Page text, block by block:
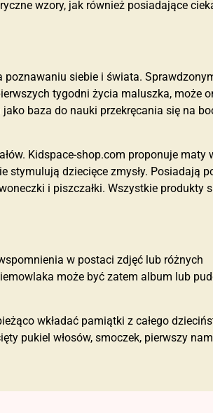
wzory, jak również posiadające
poznawaniu siebie i świata.
tygodni życia maluszka, może
baza do nauki przekręcania się na
Kidspace-shop.com proponuje maty
stymulują dziecięce zmysły. Posiadają
i piszczałki. Wszystkie produkty
w postaci zdjęć lub różnych
może być zatem album lub
wkładać pamiątki z całego
pukiel włosów, smoczek, pierwszy